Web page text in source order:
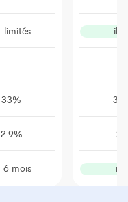
limités
33%
2.9%
6 mois